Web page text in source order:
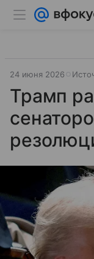
24 июня 2026
Трамп